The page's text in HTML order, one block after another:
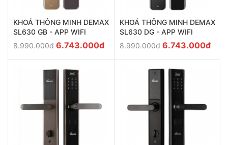
KHOÁ THÔNG MINH DEMAX
SL630 GB - APP WIFI
8.990.000đ 6.743.000đ
KHOÁ THÔNG MINH DEMAX
SL630 DG - APP WIFI
8.990.000đ 6.743.000đ